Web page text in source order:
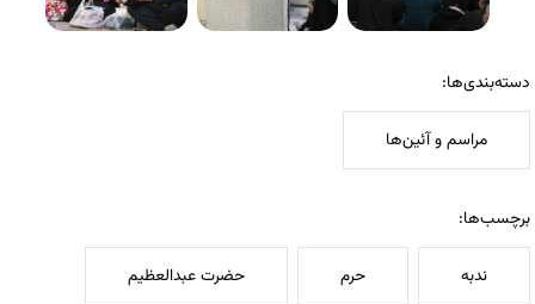
دسته‌بندی‌ها:
مراسم و آئین‌ها
برچسب‌ها:
ندبه حرم حضرت عبدالعظیم